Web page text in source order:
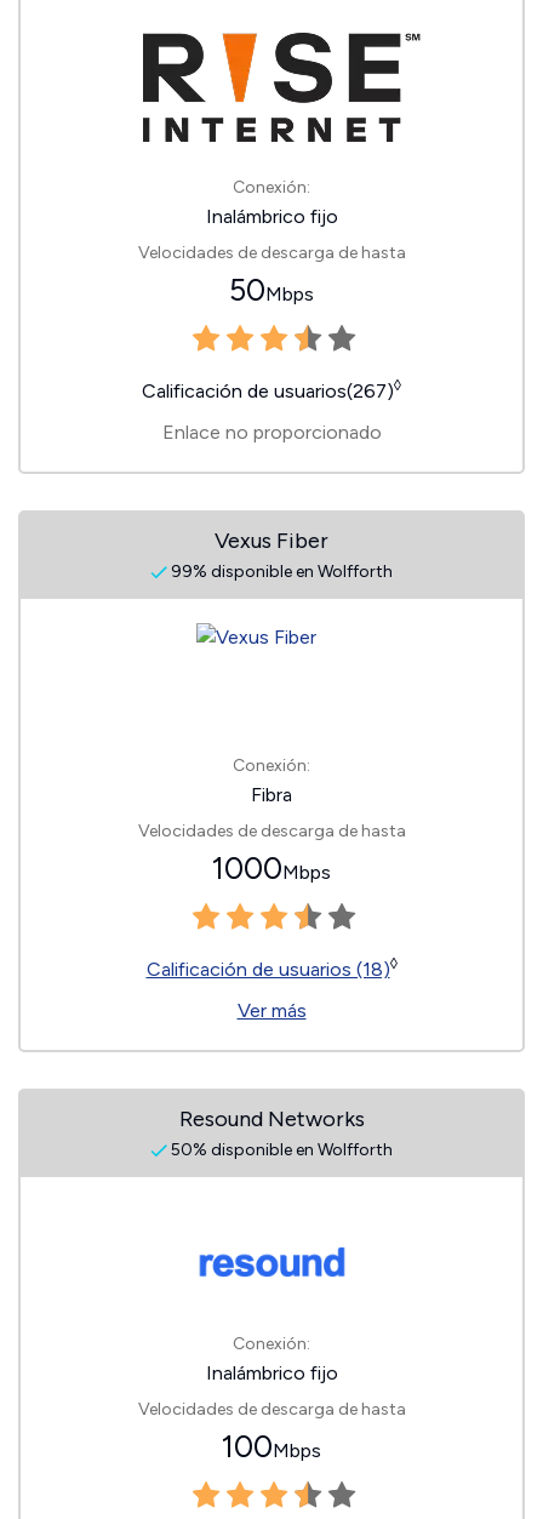
Conexión:
Inalámbrico fijo
Velocidades de descarga de hasta
50Mbps
Calificación de usuarios(267)◊
Enlace no proporcionado
Vexus Fiber
99% disponible en Wolfforth
Conexión:
Fibra
Velocidades de descarga de hasta
1000Mbps
Calificación de usuarios (18)◊
Ver más
Resound Networks
50% disponible en Wolfforth
Conexión:
Inalámbrico fijo
Velocidades de descarga de hasta
100Mbps